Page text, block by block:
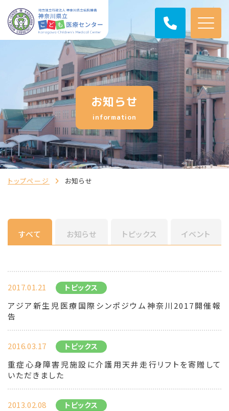
お知らせ
information
トップページ お知らせ
すべて お知らせ トピックス イベント
2017.01.21 トピックス
アジア新生児医療国際シンポジウム神奈川2017開催報
告
2016.03.17 トピックス
重症心身障害児施設に介護用天井走行リフトを寄贈して
いただきました
2013.02.08 トピックス